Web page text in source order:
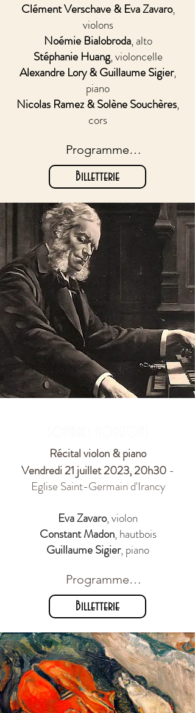
Clément Verschave & Eva Zavaro,
violons
Noémie Bialobroda, alto
Stéphanie Huang, violoncelle
Alexandre Lory & Guillaume Sigier,
piano
Nicolas Ramez & Solène Souchères,
cors
Programme
Chopin, Nocturne op. 27 n°2 &
Etude op. 25 n°7
Bowen, Sonate pour cor et
piano op. 101
Beethoven, Sextuor pour 2 cors
et cordes op. 81b
--------
Franck, Quintette pour piano
et cordes FWV7
Billetterie
Récital violon & piano
Vendredi 21 juillet 2023, 20h30 -
Eglise Saint-Germain d'Irancy
Eva Zavaro, violon
Constant Madon, hautbois
Guillaume Sigier, piano
Programme
Haas, Suite pour piano et
hautbois op. 17
Prokofiev, Sonate pour piano et
violon n°1 op. 80
--------
Schumann, Sonate pour violon
Billetterie